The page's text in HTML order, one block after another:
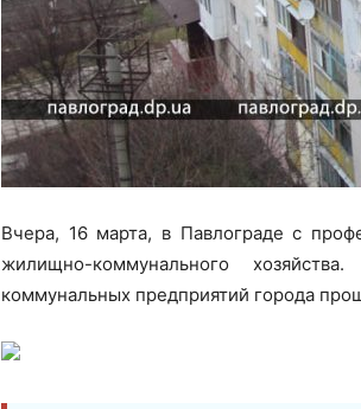
Вчера, 16 марта, в Павлограде с
жилищно-коммунального
коммунальных предприятий города